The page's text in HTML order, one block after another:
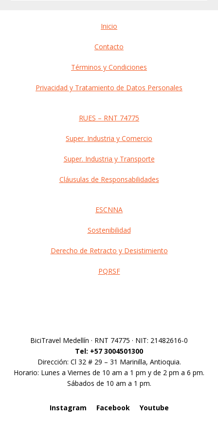
Inicio
Contacto
Términos y Condiciones
Privacidad y Tratamiento de Datos Personales
RUES – RNT 74775
Super. Industria y Comercio
Super. Industria y Transporte
Cláusulas de Responsabilidades
ESCNNA
Sostenibilidad
Derecho de Retracto y Desistimiento
PQRSF
BiciTravel Medellín · RNT 74775 · NIT: 21482616-0
Tel: +57 3004501300
Dirección: Cl 32 # 29 – 31 Marinilla, Antioquia.
Horario: Lunes a Viernes de 10 am a 1 pm y de 2 pm a 6 pm.
Sábados de 10 am a 1 pm.
Instagram Facebook Youtube